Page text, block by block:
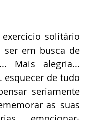
ser em busca de
Mais alegria...
esquecer de tudo
seriamente
as suas